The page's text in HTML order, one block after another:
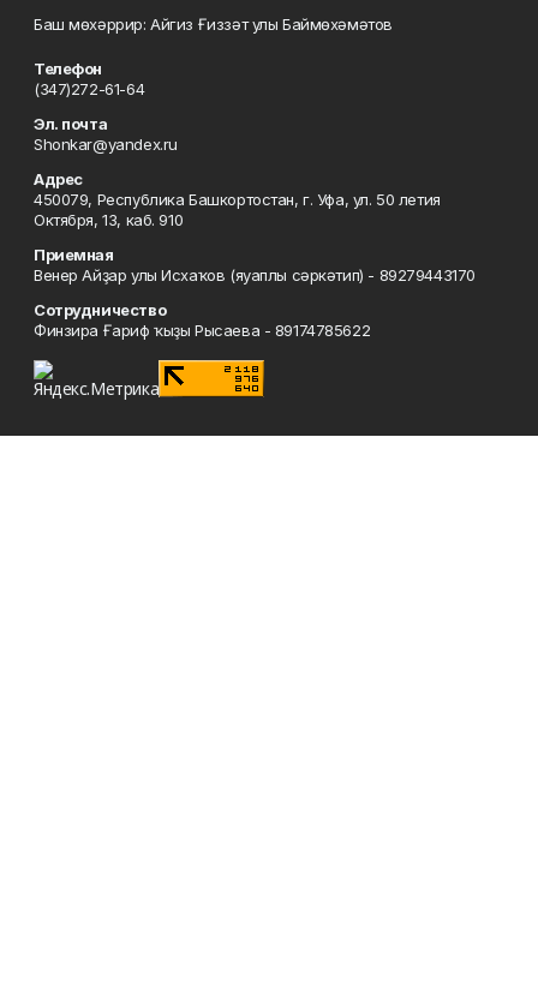
Баш мөхәррир: Айгиз Ғиззәт улы Баймөхәмәтов
Телефон
(347)272-61-64
Эл. почта
Shonkar@yandex.ru
Адрес
450079, Республика Башкортостан, г. Уфа, ул. 50 летия
Октября, 13, каб. 910
Приемная
Венер Айҙар улы Исхаҡов (яуаплы сәркәтип) - 89279443170
Сотрудничество
Финзира Ғариф ҡыҙы Рысаева - 89174785622